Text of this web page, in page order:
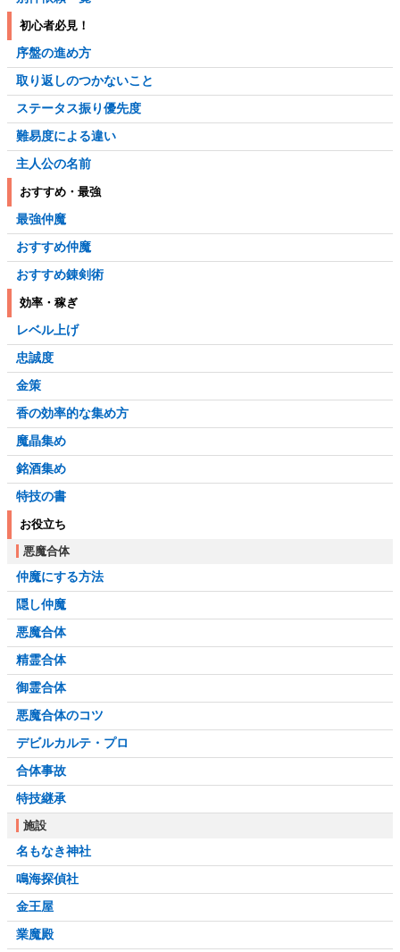
初心者必見！
序盤の進め方
取り返しのつかないこと
ステータス振り優先度
難易度による違い
主人公の名前
おすすめ・最強
最強仲魔
おすすめ仲魔
おすすめ錬剣術
効率・稼ぎ
レベル上げ
忠誠度
金策
香の効率的な集め方
魔晶集め
銘酒集め
特技の書
お役立ち
悪魔合体
仲魔にする方法
隠し仲魔
悪魔合体
精霊合体
御霊合体
悪魔合体のコツ
デビルカルテ・プロ
合体事故
特技継承
施設
名もなき神社
鳴海探偵社
金王屋
業魔殿